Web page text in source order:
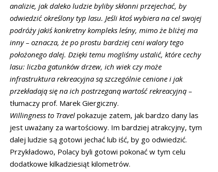
analizie, jak daleko ludzie byliby skłonni przejechać, by
odwiedzić określony typ lasu. Jeśli ktoś wybiera na cel swojej
podróży jakiś konkretny kompleks leśny, mimo że bliżej ma
inny – oznacza, że po prostu bardziej ceni walory tego
położonego dalej. Dzięki temu mogliśmy ustalić, które cechy
lasu: liczba gatunków drzew, ich wiek czy może
infrastruktura rekreacyjna są szczególnie cenione i jak
przekładają się na ich postrzeganą wartość rekreacyjną –
tłumaczy prof. Marek Giergiczny.
Willingness to Travel pokazuje zatem, jak bardzo dany las
jest uważany za wartościowy. Im bardziej atrakcyjny, tym
dalej ludzie są gotowi jechać lub iść, by go odwiedzić.
Przykładowo, Polacy byli gotowi pokonać w tym celu
dodatkowe kilkadziesiąt kilometrów.